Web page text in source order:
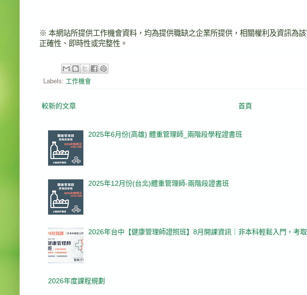
※ 本網站所提供工作機會資料，均為提供職缺之企業所提供，相關權利及資訊為
正確性、即時性或完整性。
Labels: 工作機會
較新的文章 首頁
2025年6月份(高雄) 體重管理師_兩階段學程證書班
2025年12月份(台北)體重管理師-兩階段證書班
2026年台中【健康管理師證照班】8月開課資訊｜非本科輕鬆入門，考
2026年度課程規劃